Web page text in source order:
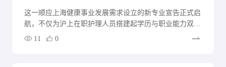
这一顺应上海健康事业发展需求设立的新专业宣告正式启
航，不仅为沪上在职护理人员搭建起学历与职业能力双提
升的专属平台，也标志着上海交大教育集团在深化医教协
11 0